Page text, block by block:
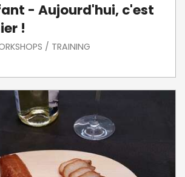
- Aujourd'hui, c'est
!
/ TRAINING